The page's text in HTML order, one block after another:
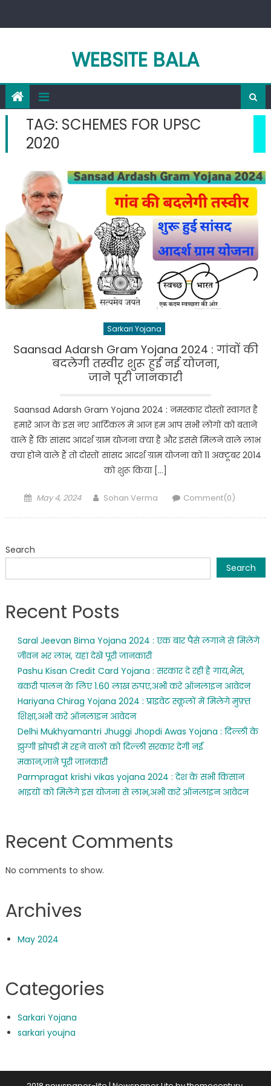
WEBSITE BALA
TAG: SCHEMES FOR UPSC
2020
Sarkari Yojana
Saansad Adarsh Gram Yojana 2024 : गांवों की
बदलेगी तस्वीर शुरू हुई नई योजना,
जाने पूरी जानकारी
Saansad Adarsh Gram Yojana 2024 : नमस्कार दोस्तों स्वागत है
हमारे आज के इस नए आर्टिकल में आज हम आप सभी लोगों को बताने
वाले हैं कि सांसद आदर्श ग्राम योजना क्या है और इससे मिलने वाले लाभ
क्या होने वाले हैं तो दोस्तों सांसद आदर्श ग्राम योजना को 11 अक्टूबर 2014
को शुरू किया […]
Posted
May 4, 2024 Author
Sohan Verma Comment(0)
Search
Search
Recent Posts
Saral Jeevan Bima Yojana 2024 : एक बार पैसे लगाने से मिलेंगे
जीवन भर लाभ, यहां देखें पूरी जानकारी
Pashu Kisan Credit Card Yojana : सरकार दे रही है गाय,भैंस,
बकरी पालन के लिए 1.60 लाख रुपए,अभी करे ऑनलाइन आवेदन
Hariyana Chirag Yojana 2024 : प्राइवेट स्कूलों में मिलेगे मुफ़्त
शिक्षा,अभी करे ऑनलाइन आवेदन
Delhi Mukhyamantri Jhuggi Jhopdi Awas Yojana : दिल्ली के
झुग्गी झोपड़ी में रहने वालों को दिल्ली सरकार देगी नई
मकान,जाने पूरी जानकारी
Parmpragat krishi vikas yojana 2024 : देश के सभी किसान
भाइयों को मिलेंगे इस योजना से लाभ,अभी करें ऑनलाइन आवेदन
Recent Comments
No comments to show.
Archives
May 2024
Categories
Sarkari Yojana
sarkari youjna